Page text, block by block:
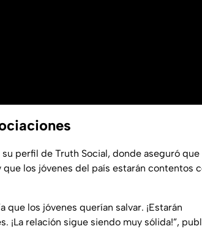
perfil de Truth Social, donde aseguró que
que los jóvenes del país estarán contentos
que los jóvenes querían salvar. ¡Estarán
¡La relación sigue siendo muy sólida!”,